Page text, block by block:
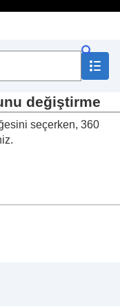
Hakkında
işlevler
ses modunu
değiştirme
seçerken, 360